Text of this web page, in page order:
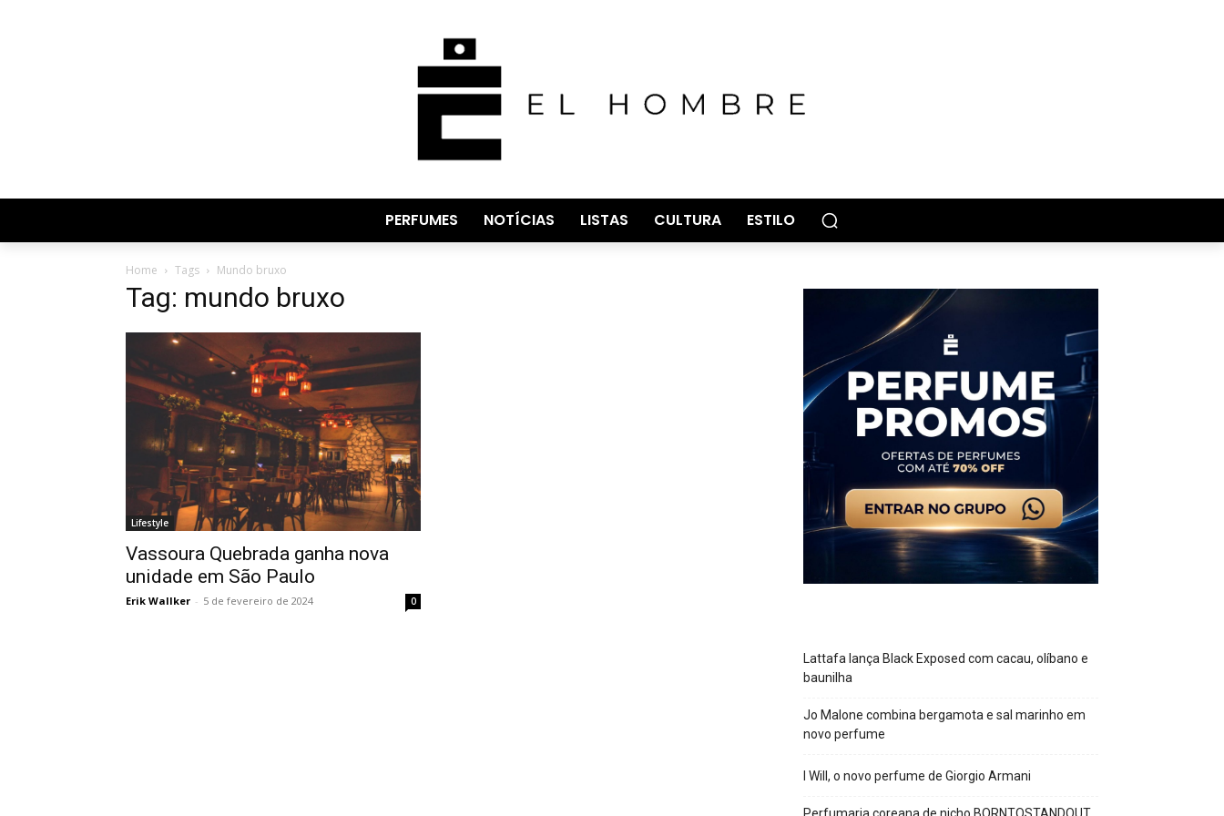
PERFUMES NOTÍCIAS LISTAS CULTURA ESTILO
Home Tags Mundo bruxo
Tag: mundo bruxo
Lifestyle
Vassoura Quebrada ganha nova
unidade em São Paulo
Erik Wallker - 5 de fevereiro de 2024 0
Lattafa lança Black Exposed com cacau, olíbano e
baunilha
Jo Malone combina bergamota e sal marinho em
novo perfume
I Will, o novo perfume de Giorgio Armani
Perfumaria coreana de nicho BORNTOSTANDOUT